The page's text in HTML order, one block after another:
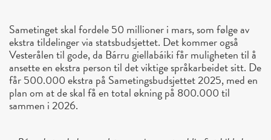
Sametinget skal fordele 50 millioner i mars, som følge av
ekstra tildelinger via statsbudsjettet. Det kommer også
Vesterålen til gode, da Bárru giellabáiki får muligheten til å
ansette en ekstra person til det viktige språkarbeidet sitt. De
får 500.000 ekstra på Sametingsbudsjettet 2025, med en
plan om at de skal få en total økning på 800.000 til
sammen i 2026.